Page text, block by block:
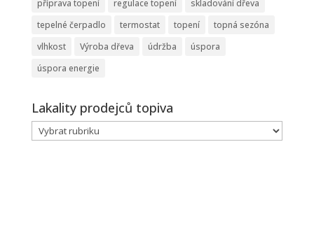
příprava topení
regulace topení
skladování dřeva
tepelné čerpadlo
termostat topení
topná sezóna
vlhkost
Výroba dřeva údržba
úspora
úspora energie
Lakality prodejců topiva
Lakality
prodejců